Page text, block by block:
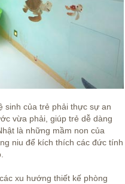
sinh của trẻ phải thực sự an
vừa phải, giúp trẻ dễ dàng
là những mầm non của
niu để kích thích các đức tính
xu hướng thiết kế phòng